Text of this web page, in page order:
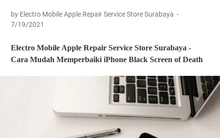
by Electro Mobile Apple Repair Service Store Surabaya
7/19/2021
Electro Mobile Apple Repair Service Store Surabaya -
Cara Mudah Memperbaiki iPhone Black Screen of Death